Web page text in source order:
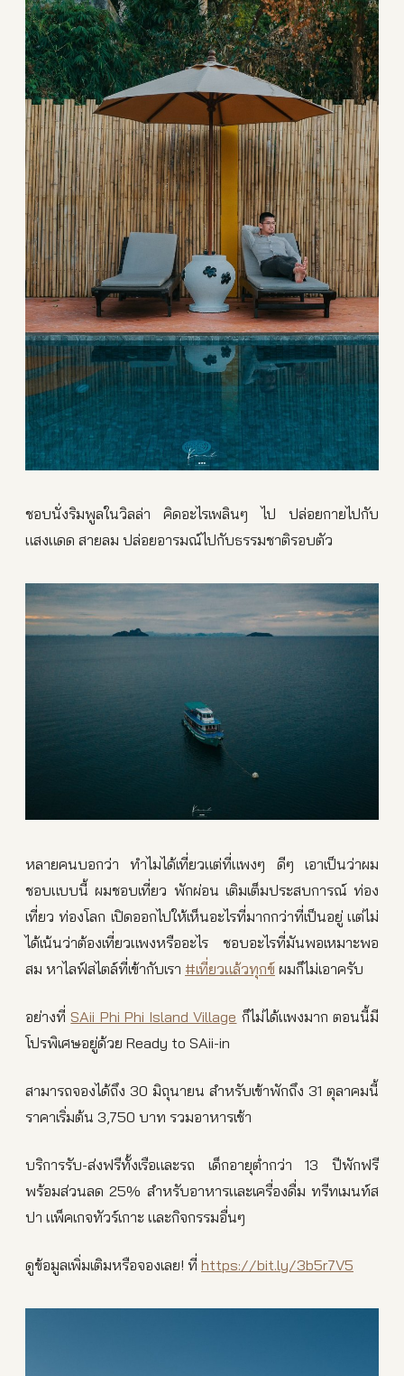
ชอบนั่งริมพูลในวิลล่า คิดอะไรเพลินๆ ไป ปล่อยกายไปกับ
แสงแดด สายลม ปล่อยอารมณ์ไปกับธรรมชาติรอบตัว
หลายคนบอกว่า ทำไมได้เที่ยวแต่ที่แพงๆ ดีๆ เอาเป็นว่าผม
ชอบแบบนี้ ผมชอบเที่ยว พักผ่อน เติมเต็มประสบการณ์ ท่อง
เที่ยว ท่องโลก เปิดออกไปให้เห็นอะไรที่มากกว่าที่เป็นอยู่ แต่ไม่
ได้เน้นว่าต้องเที่ยวแพงหรืออะไร ชอบอะไรที่มันพอเหมาะพอ
สม หาไลฟ์สไตล์ที่เข้ากับเรา #เที่ยวแล้วทุกข์ผมก็ไม่เอาครับ
อย่างที่SAii Phi Phi Island Village ก็ไม่ได้แพงมาก ตอนนี้มี
โปรพิเศษอยู่ด้วย Ready to SAii-in
สามารถจองได้ถึง 30 มิถุนายน สำหรับเข้าพักถึง 31 ตุลาคมนี้
ราคาเริ่มต้น 3,750 บาท รวมอาหารเช้า
บริการรับ-ส่งฟรีทั้งเรือและรถ เด็กอายุต่ำกว่า 13 ปีพักฟรี
พร้อมส่วนลด 25% สำหรับอาหารและเครื่องดื่ม ทรีทเมนท์ส
ปา แพ็คเกจทัวร์เกาะ และกิจกรรมอื่นๆ
ดูข้อมูลเพิ่มเติมหรือจองเลย! ที่ https://bit.ly/3b5r7V5